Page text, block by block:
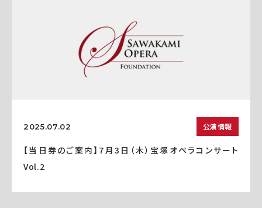
2025.07.02 公演情報
【当日券のご案内】7月3日（木）宝塚オペラコンサート
Vol.2